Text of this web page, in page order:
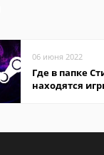
06 июня 2022
Где в папке
находятся